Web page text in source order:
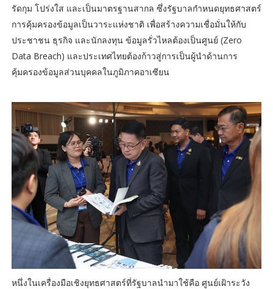
รัดกุม โปร่งใส และเป็นมาตรฐานสากล ซึ่งรัฐบาลกำหนดยุทธศาสตร์
การคุ้มครองข้อมูลเป็นวาระแห่งชาติ เพื่อสร้างความเชื่อมั่นให้กับ
ประชาชน ธุรกิจ และนักลงทุน ข้อมูลรั่วไหลต้องเป็นศูนย์ (Zero
Data Breach) และประเทศไทยต้องก้าวสู่การเป็นผู้นำด้านการ
คุ้มครองข้อมูลส่วนบุคคลในภูมิภาคอาเซียน
หนึ่งในเครื่องมือเชิงยุทธศาสตร์ที่รัฐบาลนำมาใช้คือ ศูนย์เฝ้าระวัง